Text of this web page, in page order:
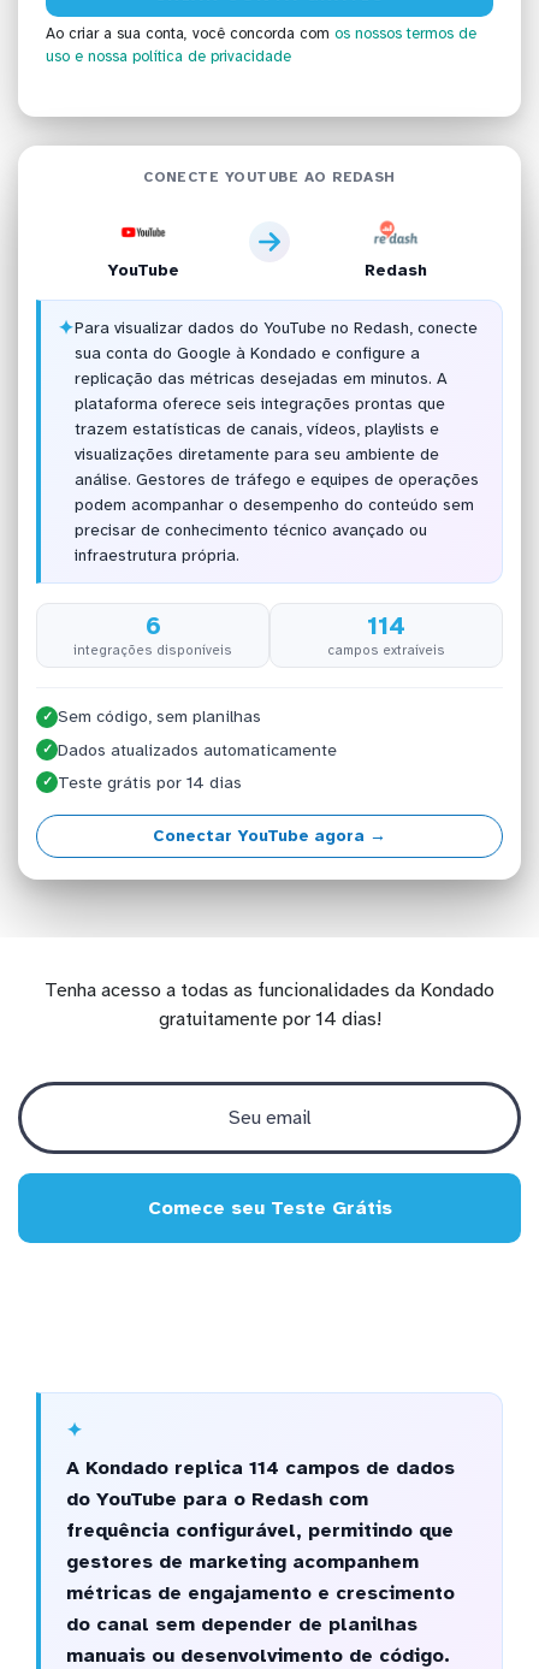
Ao criar a sua conta, você concorda com os nossos termos de
uso e nossa política de privacidade
CONECTE YOUTUBE AO REDASH
YouTube Redash
✦Para visualizar dados do YouTube no Redash, conecte
sua conta do Google à Kondado e configure a
replicação das métricas desejadas em minutos. A
plataforma oferece seis integrações prontas que
trazem estatísticas de canais, vídeos, playlists e
visualizações diretamente para seu ambiente de
análise. Gestores de tráfego e equipes de operações
podem acompanhar o desempenho do conteúdo sem
precisar de conhecimento técnico avançado ou
infraestrutura própria.
6
integrações disponíveis
114
campos extraíveis
✓ Sem código, sem planilhas
✓ Dados atualizados automaticamente
✓ Teste grátis por 14 dias
Conectar YouTube agora →
Tenha acesso a todas as funcionalidades da Kondado
gratuitamente por 14 dias!
Comece seu Teste Grátis
A Kondado replica 114 campos de dados
do YouTube para o Redash com
frequência configurável, permitindo que
gestores de marketing acompanhem
métricas de engajamento e crescimento
do canal sem depender de planilhas
manuais ou desenvolvimento de código.